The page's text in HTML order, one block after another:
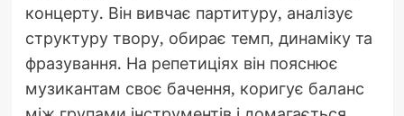
концерту. Він вивчає партитуру, аналізує
структуру твору, обирає темп, динаміку та
фразування. На репетиціях він пояснює
музикантам своє бачення, коригує баланс